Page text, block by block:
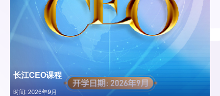
长江CEO课程
时间: 2026年9月